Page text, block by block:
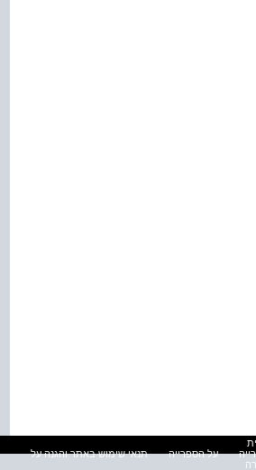
על הספרייה
תנאי שימוש באתר והגנה על